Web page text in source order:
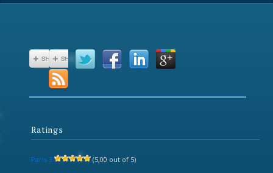
Ratings
Paris 3 (5,00 out of 5)